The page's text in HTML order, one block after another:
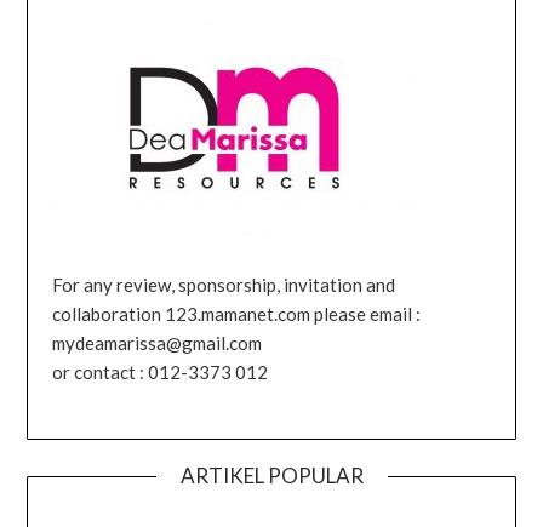
For any review, sponsorship, invitation and
collaboration 123.mamanet.com please email :
mydeamarissa@gmail.com
or contact : 012-3373 012
ARTIKEL POPULAR